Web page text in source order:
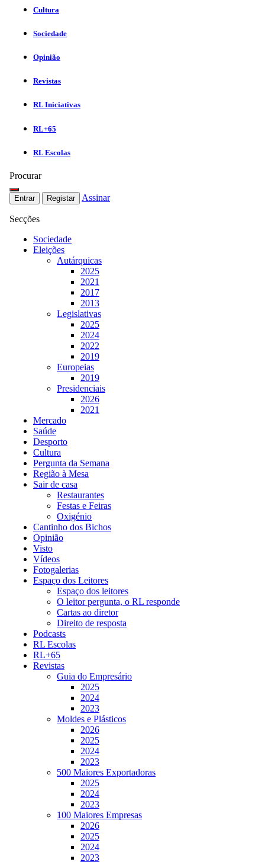
Cultura
Sociedade
Opinião
Revistas
RL Iniciativas
RL+65
RL Escolas
Procurar
Entrar Registar Assinar
Secções
Sociedade
Eleições
Autárquicas
2025
2021
2017
2013
Legislativas
2025
2024
2022
2019
Europeias
2019
Presidenciais
2026
2021
Mercado
Saúde
Desporto
Cultura
Pergunta da Semana
Região à Mesa
Sair de casa
Restaurantes
Festas e Feiras
Oxigénio
Cantinho dos Bichos
Opinião
Visto
Vídeos
Fotogalerias
Espaço dos Leitores
Espaço dos leitores
O leitor pergunta, o RL responde
Cartas ao diretor
Direito de resposta
Podcasts
RL Escolas
RL+65
Revistas
Guia do Empresário
2025
2024
2023
Moldes e Plásticos
2026
2025
2024
2023
500 Maiores Exportadoras
2025
2024
2023
100 Maiores Empresas
2026
2025
2024
2023